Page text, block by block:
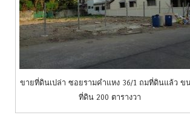
ขายที่ดินเปล่า ซอยรามคำแหง 36/1 ถมที่ดินแล้ว ข
ที่ดิน 200 ตารางวา